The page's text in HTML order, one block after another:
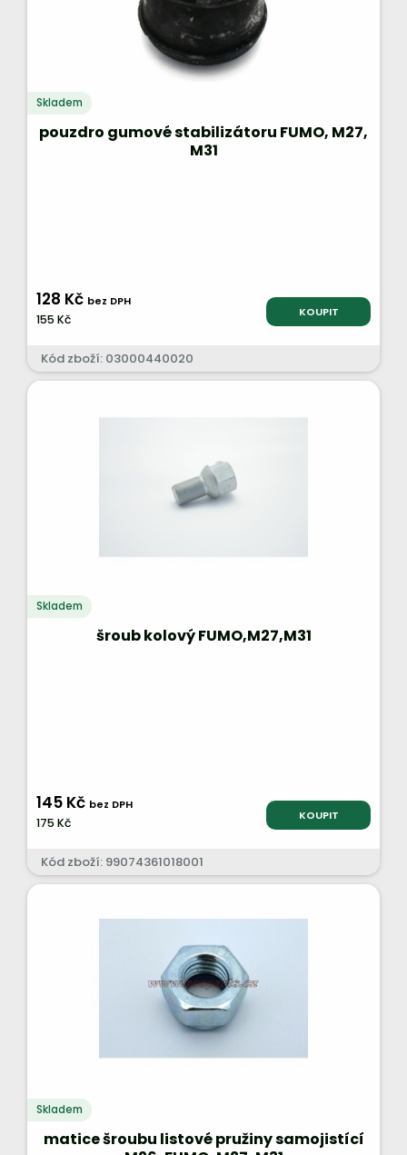
Skladem
pouzdro gumové stabilizátoru FUMO, M27,
M31
128 Kč bez DPH
155 Kč KOUPIT
Kód zboží: 03000440020
Skladem
šroub kolový FUMO,M27,M31
145 Kč bez DPH
175 Kč KOUPIT
Kód zboží: 99074361018001
Skladem
matice šroubu listové pružiny samojistící